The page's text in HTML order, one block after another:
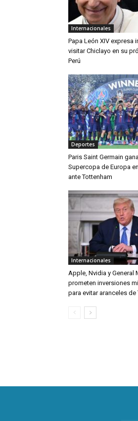
Internacionales
Papa León XIV expresa
visitar Chiclayo en su
Perú
Deportes
Paris Saint Germain
Supercopa de Europa
ante Tottenham
Internacionales
Apple, Nvidia y General
prometen inversiones
para evitar aranceles de